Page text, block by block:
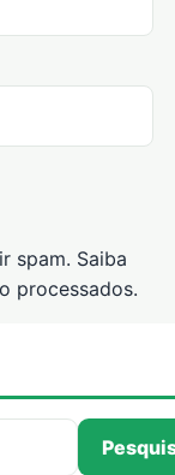
spam. Saiba
processados.